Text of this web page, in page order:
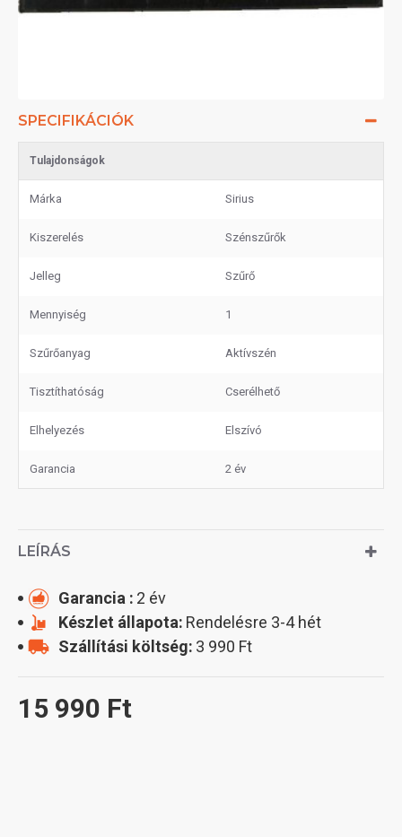
SPECIFIKÁCIÓK
Tulajdonságok
Márka Sirius
Kiszerelés Szénszűrők
Jelleg Szűrő
Mennyiség 1
Szűrőanyag Aktívszén
Tisztíthatóság Cserélhető
Elhelyezés Elszívó
Garancia 2 év
LEÍRÁS
15 990 Ft
Garancia : 2 év
Készlet állapota: Rendelésre 3-4 hét
Szállítási költség: 3 990 Ft